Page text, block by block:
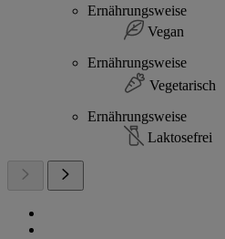
Ernährungsweise
Vegan
Ernährungsweise
Vegetarisch
Ernährungsweise
Laktosefrei